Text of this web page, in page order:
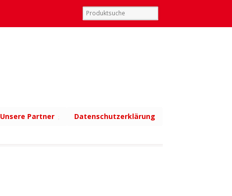
Unsere Partner Datenschutzerklärung